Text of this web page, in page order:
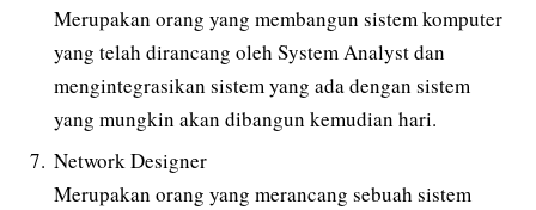
Merupakan orang yang membangun sistem komputer
yang telah dirancang oleh System Analyst dan
mengintegrasikan sistem yang ada dengan sistem
yang mungkin akan dibangun kemudian hari.
Network Designer
Merupakan orang yang merancang sebuah sistem